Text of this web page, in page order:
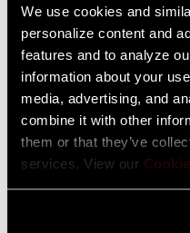
We use cookies and
personalize content and
features and to analyze
information about your
media, advertising, and
combine it with other
them or that they’ve
services. View our
X0 Eagle Transmission
MEHR EIGENSCHAFTEN